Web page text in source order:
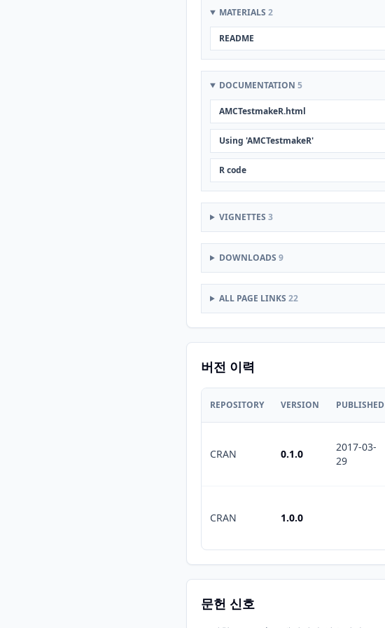
MATERIALS 2
README
DOCUMENTATION 5
AMCTestmakeR.html
Using 'AMCTestmakeR'
R code
VIGNETTES 3
DOWNLOADS 9
ALL PAGE LINKS 22
버전 이력
REPOSITORY VERSION PUBLISHED
CRAN 0.1.0
2017-03-
29
CRAN 1.0.0
문헌 신호